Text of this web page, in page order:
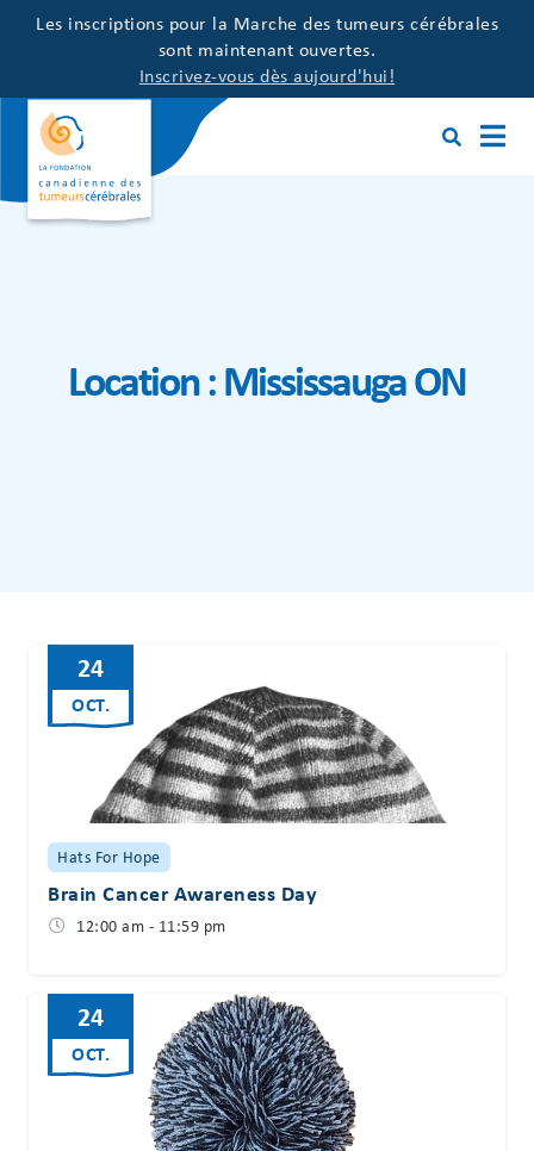
Les inscriptions pour la Marche des tumeurs cérébrales
sont maintenant ouvertes.
Inscrivez-vous dès aujourd'hui!
Location :Mississauga ON
24
OCT.
Hats For Hope
Brain Cancer Awareness Day
12:00 am - 11:59 pm
24
OCT.